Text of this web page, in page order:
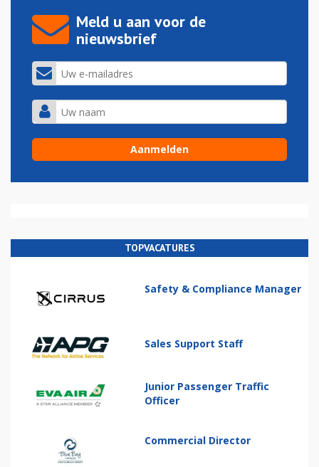
Meld u aan voor de
nieuwsbrief
TOPVACATURES
Safety & Compliance Manager
Sales Support Staff
Junior Passenger Traffic
Officer
Commercial Director